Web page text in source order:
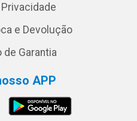
e Devolução
Garantia
APP